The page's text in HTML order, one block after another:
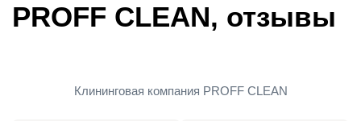
PROFF CLEAN, отзывы
Клининговая компания PROFF CLEAN